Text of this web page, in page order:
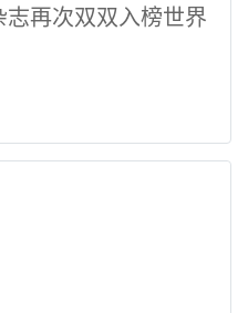
再次双双入榜世界